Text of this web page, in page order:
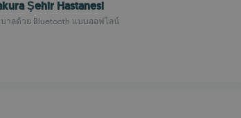
Şehir Hastanesi
าลด้วย Bluetooth แบบออฟไลน์